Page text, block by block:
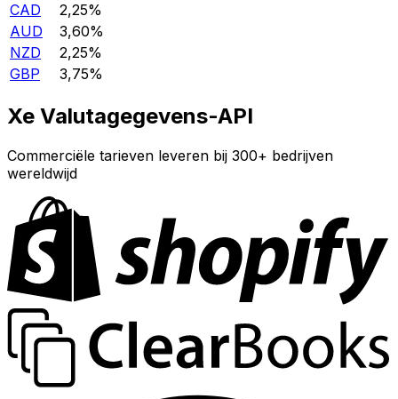
CAD
2,25%
AUD
3,60%
NZD
2,25%
GBP
3,75%
Xe Valutagegevens-API
Commerciële tarieven leveren bij 300+ bedrijven
wereldwijd